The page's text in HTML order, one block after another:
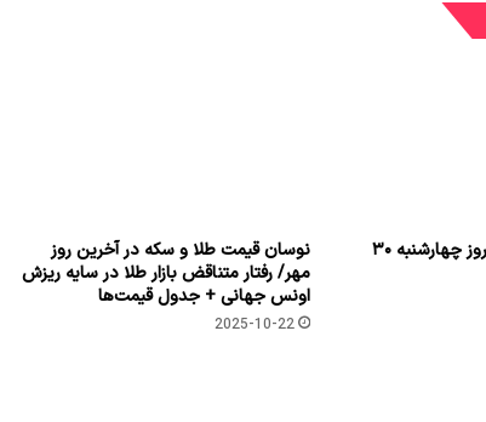
قیمت سکه پارسیان امروز چهارشنبه ۳۰
نوسان قیمت طلا و سکه در آخرین روز
مهر/ رفتار متناقض بازار طلا در سایه ریزش
اونس جهانی + جدول قیمت‌ها
2025-10-22